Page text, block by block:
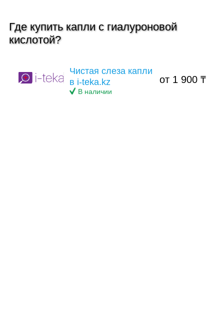
Где купить капли с гиалуроновой
кислотой?
Чистая слеза капли
в i-teka.kz
В наличии
от 1 900 ₸